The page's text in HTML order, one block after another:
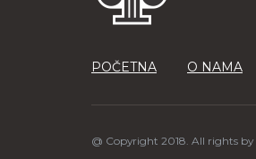
POČETNA O NAMA
@ Copyright 2018. All rights by